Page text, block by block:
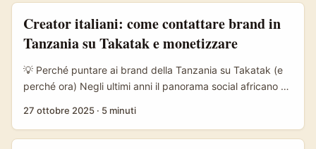
raggiungere brand e label in Tanzania non è come inviare
DM a un’etichetta italiana: cultura, fusi orari, canali preferiti
e pratiche commerciali cambiano. ...
Creator italiani: come contattare brand in
Tanzania su Takatak e monetizzare
💡 Perché puntare ai brand della Tanzania su Takatak (e
perché ora) Negli ultimi anni il panorama social africano è
27 ottobre 2025 · 5 minuti